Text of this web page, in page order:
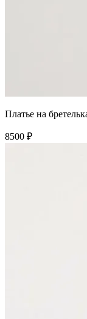
Платье на
8500 ₽